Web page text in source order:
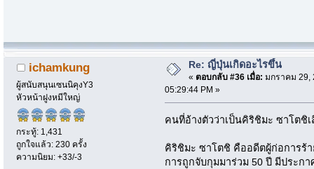
ichamkung
ผู้สนับสนุนเซนนิคุงY3
หัวหน้าฝูงหมีใหญ่
กระทู้: 1,431
ถูกใจแล้ว: 230 ครั้ง
ความนิยม: +33/-3
Re: ญี่ปุ่นเกิดอะไรขึ้น
« ตอบกลับ #36 เมื่อ: มกราคม 29,
05:29:44 PM »
คนที่อ้างตัวว่าเป็นคิริชิมะ ซาโตชิ
คิริชิมะ ซาโตชิ คืออดีตผู้ก่อการร้
การถูกจับกุมมาร่วม 50 ปี มีประก